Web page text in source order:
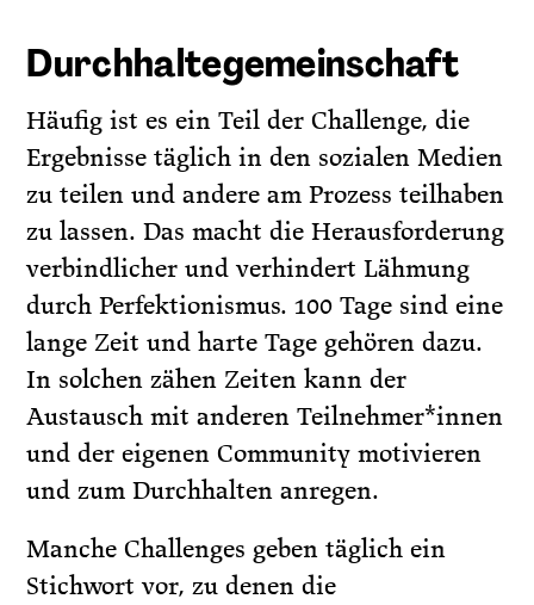
Durchhaltegemeinschaft
Häufig ist es ein Teil der Challenge, die
Ergebnisse täglich in den sozialen Medien
zu teilen und andere am Prozess teilhaben
zu lassen. Das macht die Herausforderung
verbindlicher und verhindert Lähmung
durch Perfektionismus. 100 Tage sind eine
lange Zeit und harte Tage gehören dazu.
In solchen zähen Zeiten kann der
Austausch mit anderen Teilnehmer*innen
und der eigenen Community motivieren
und zum Durchhalten anregen.
Manche Challenges geben täglich ein
Stichwort vor, zu denen die